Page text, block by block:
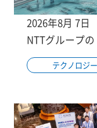
2026年8月 7日
NTTグループ
テクノロジー